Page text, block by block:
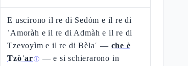
E uscirono il re di Sedòm e il re di
ʿAmoràh e il re di Admàh e il re di
Tzevoyìm e il re di Bèlaʿ — che è
Tzòʿarⓘ — e si schierarono in